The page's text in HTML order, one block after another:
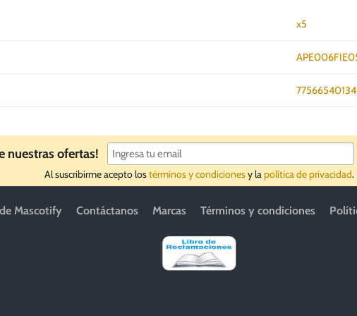
x5
nuestras ofertas!
Al suscribirme acepto lostérminos y condicionesy lapolítica de privacidad.
Mascotify Contáctanos Marcas Términos y condiciones